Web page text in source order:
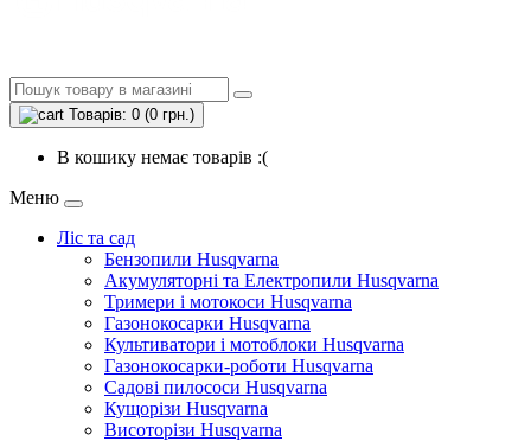
Товарів: 0 (0 грн.)
В кошику немає товарів :(
Меню
Ліс та сад
Бензопили Husqvarna
Акумуляторні та Електропили Husqvarna
Тримери і мотокоси Husqvarna
Газонокосарки Husqvarna
Культиватори і мотоблоки Husqvarna
Газонокосарки-роботи Husqvarna
Садові пилососи Husqvarna
Кущорізи Husqvarna
Висоторізи Husqvarna